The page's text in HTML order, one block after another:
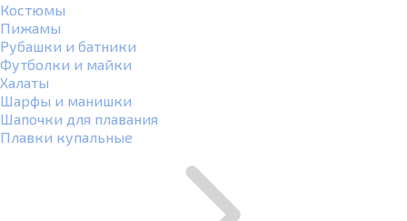
Костюмы
Пижамы
Рубашки и батники
Футболки и майки
Халаты
Шарфы и манишки
Шапочки для плавания
Плавки купальные